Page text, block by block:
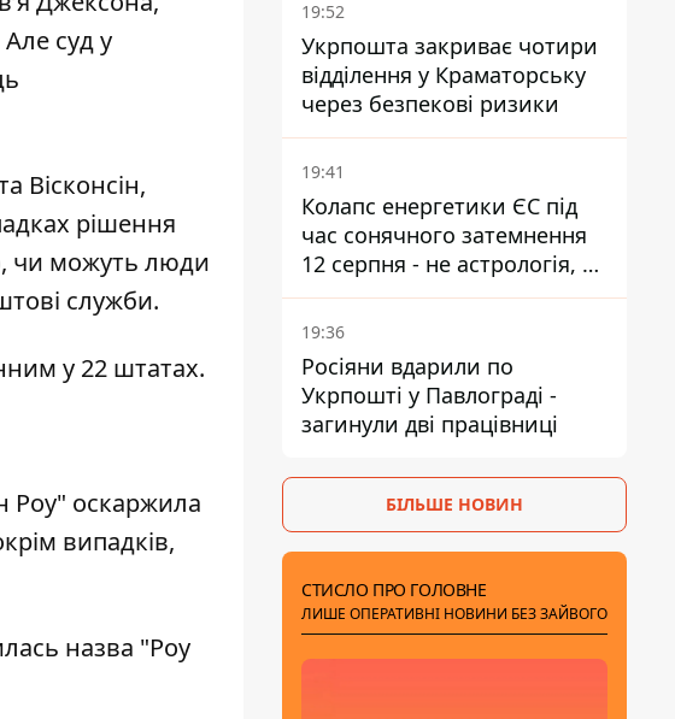
суд у
Вісконсін,
рішення
чи можуть люди
служби.
у 22 штатах.
Роу" оскаржила
випадків,
назва "Роу
19:52
Укрпошта закриває чотири
відділення у Краматорську
через безпекові ризики
19:41
Колапс енергетики ЄС під
час сонячного затемнення
12 серпня - не астрологія, у
Брюсселі готуються до
екстрених заходів
19:36
Росіяни вдарили по
Укрпошті у Павлограді -
загинули дві працівниці
БІЛЬШЕ НОВИН
СТИСЛО ПРО ГОЛОВНЕ
ЛИШЕ ОПЕРАТИВНІ НОВИНИ БЕЗ ЗАЙВОГО